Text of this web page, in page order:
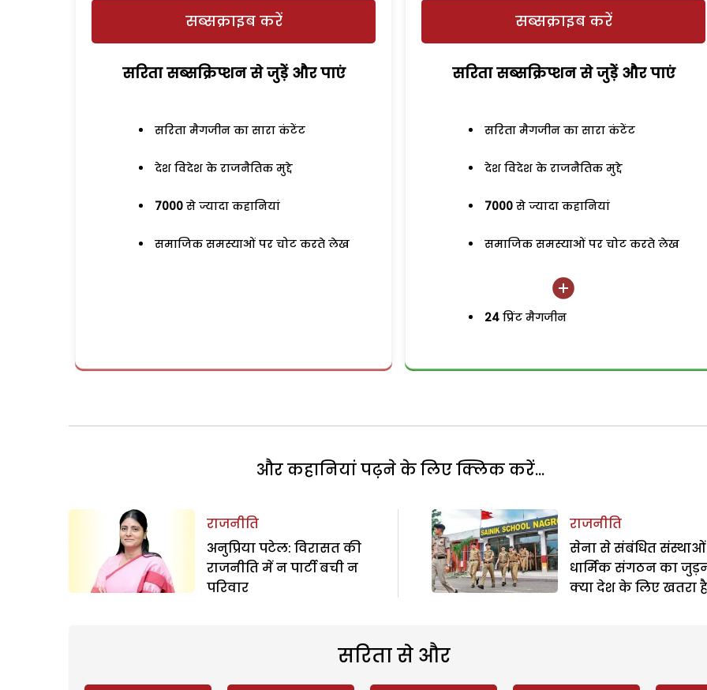
सब्सक्राइब करें
सरिता सब्सक्रिप्शन से जुड़ेें और पाएं
सरिता मैगजीन का सारा कंटेंट
देश विदेश के राजनैतिक मुद्दे
7000 से ज्यादा कहानियां
समाजिक समस्याओं पर चोट करते लेख
सब्सक्राइब करें
सरिता सब्सक्रिप्शन से जुड़ेें और पाएं
सरिता मैगजीन का सारा कंटेंट
देश विदेश के राजनैतिक मुद्दे
7000 से ज्यादा कहानियां
समाजिक समस्याओं पर चोट करते लेख
24 प्रिंट मैगजीन
और कहानियां पढ़ने के लिए क्लिक करें...
राजनीति
अनुप्रिया पटेल: विरासत की
राजनीति में न पार्टी बची न
परिवार
राजनीति
सेना से संबंधित
धार्मिक संगठन का
क्या देश के लिए खतरा
सरिता से और